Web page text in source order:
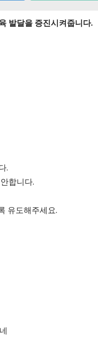
발달을 증진시켜줍니다.
.
합니다.
유도해주세요.